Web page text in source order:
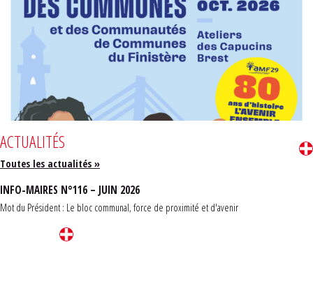
ACTUALITÉS
Toutes les actualités »
INFO-MAIRES N°116 – JUIN 2026
Mot du Président : Le bloc communal, force de proximité et d'avenir